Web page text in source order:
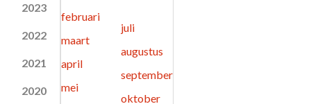
2023
2022
2021
2020
februari
maart
april
mei
juli
augustus
september
oktober